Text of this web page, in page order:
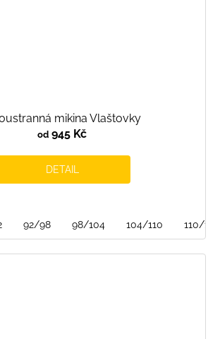
mikina Vlaštovky
od 945 Kč
DETAIL
92/98 98/104 104/110 110/116